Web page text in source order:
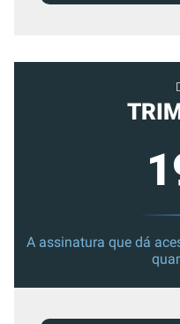
A assinatura que dá